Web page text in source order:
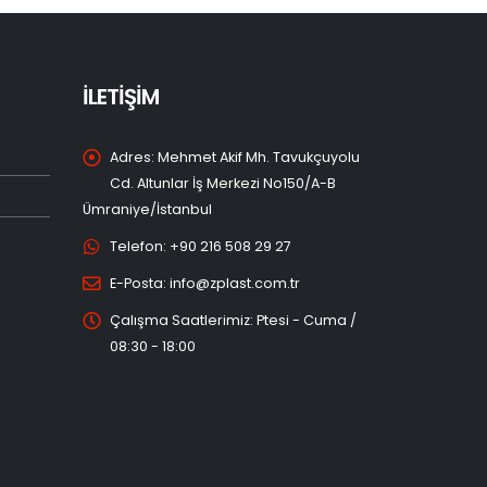
İLETİŞİM
Adres: Mehmet Akif Mh. Tavukçuyolu
Cd. Altunlar İş Merkezi No150/A-B
Ümraniye/İstanbul
Telefon: +90 216 508 29 27
E-Posta: info@zplast.com.tr
Çalışma Saatlerimiz: Ptesi - Cuma /
08:30 - 18:00